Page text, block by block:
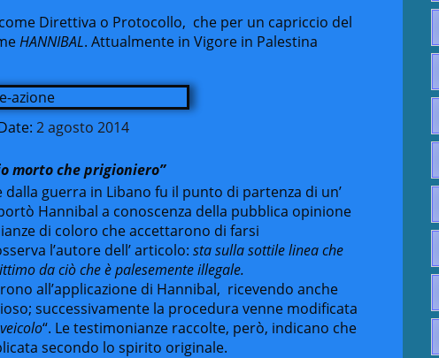
Direttiva o Protocollo, che per un capriccio del
HANNIBAL. Attualmente in Vigore in Palestina
2 agosto 2014
morto che prigioniero”
guerra in Libano fu il punto di partenza di un’
Hannibal a conoscenza della pubblica opinione
di coloro che accettarono di farsi
l’autore dell’ articolo: sta sulla sottile linea che
da ciò che è palesemente illegale.
all’applicazione di Hannibal, ricevendo anche
successivamente la procedura venne modificata
“. Le testimonianze raccolte, però, indicano che
secondo lo spirito originale.